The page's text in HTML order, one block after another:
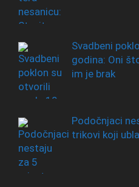
Svadbeni
godina: Oni
im je brak
Podočnjaci
trikovi koji